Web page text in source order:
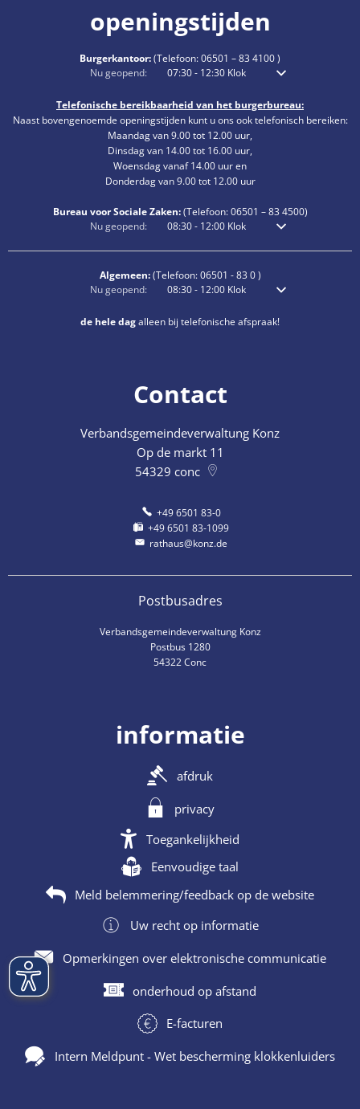
openingstijden
Burgerkantoor:(Telefoon:06501 – 83 4100)
Klik om extra openings- of sluitingstijden te verbergen
Nu geopend: 07:30-12:30Klok Van 7:30 uur tot
Telefonische bereikbaarheid van het burgerbureau:
Naast bovengenoemde openingstijden kunt u ons ook telefonisch bereiken:
Maandag van 9.00 tot 12.00 uur,
Dinsdag van 14.00 tot 16.00 uur,
Woensdag vanaf 14.00 uur en
Donderdag van 9.00 tot 12.00 uur
Bureau voor Sociale Zaken:(Telefoon:06501 – 834500)
Klik om extra openings- of sluitingstijden te verbergen
Nu geopend: 08:30-12:00Klok Van 8:30 uur tot
Algemeen:(Telefoon:06501 - 83 0)
Klik om extra openings- of sluitingstijden te verbergen
Nu geopend: 08:30-12:00Klok Van 8:30 uur tot
de hele dagalleen bij telefonische afspraak!
Contact
Verbandsgemeindeverwaltung Konz
Op de markt 11
54329 conc
+49 6501 83-0
+49 6501 83-1099
rathaus@konz.de
Postbusadres
Verbandsgemeindeverwaltung Konz
Postbus 1280
54322 Conc
informatie
afdruk
privacy
Toegankelijkheid
Eenvoudige taal
Meld belemmering/feedback op de website
Uw recht op informatie
Opmerkingen over elektronische communicatie
onderhoud op afstand
E-facturen
Intern Meldpunt - Wet bescherming klokkenluiders